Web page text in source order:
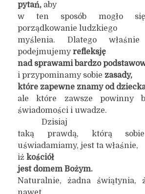
pytań, aby
w ten sposób mogło się
porządkowanie ludzkiego
myślenia. Dlatego
podejmujemyrefleksję
nad sprawami bardzo
i przypominamy sobie zasady,
które zapewne znamy od
ale które zawsze powinny
świadomości i uwadze.
Dzisiaj
taką prawdą, którą
uświadamiamy, jest ta właśnie,
iż kościół
jest domem Bożym.
Naturalnie, żadna świątynia,